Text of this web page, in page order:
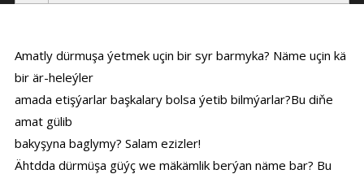
Amatly dürmuşa ýetmek uçin bir syr barmyka? Näme uçin kä
bir är-heleýler
amada etişýarlar başkalary bolsa ýetib bilmýarlar?Bu diňe
amat gülib
bakyşyna baglymy? Salam ezizler!
Ähtdda dürmüşa güýç we mäkämlik berýan näme bar? Bu